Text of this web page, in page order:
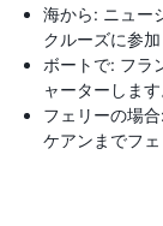
海から: ニュー
クルーズに参加
ボートで: フラ
ャーターします
フェリーの場
ケアンまでフェ